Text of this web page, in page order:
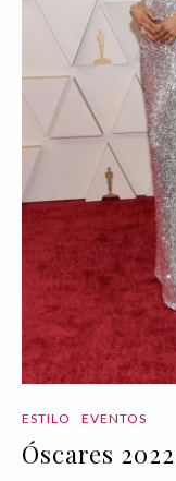
ESTILO EVENTOS
Óscares